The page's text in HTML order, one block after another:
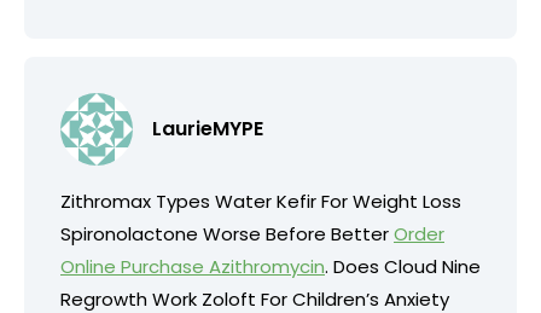
LaurieMYPE
Zithromax Types Water Kefir For Weight Loss
Spironolactone Worse Before BetterOrder
Online Purchase Azithromycin. Does Cloud Nine
Regrowth Work Zoloft For Children’s Anxiety